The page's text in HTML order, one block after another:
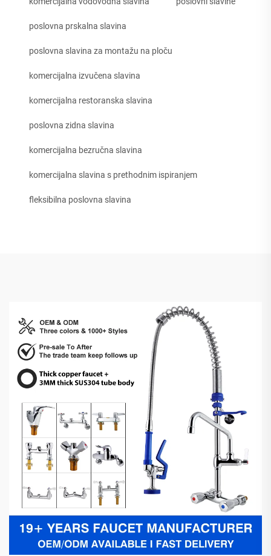
poslovna prskalna slavina
poslovna slavina za montažu na ploču
komercijalna izvučena slavina
komercijalna restoranska slavina
poslovna zidna slavina
komercijalna bezručna slavina
komercijalna slavina s prethodnim ispiranjem
fleksibilna poslovna slavina